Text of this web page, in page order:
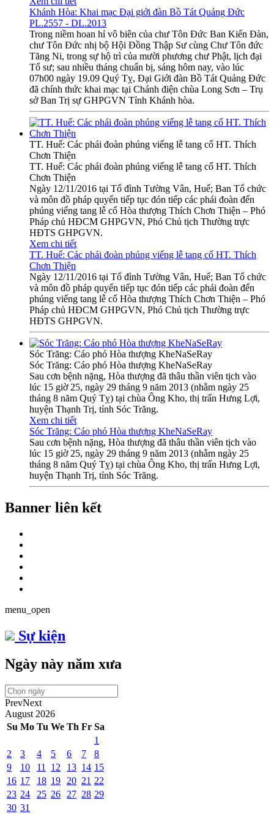
Khánh Hòa: Khai mạc Đại giới đàn Bồ Tát Quảng Đức
PL.2557 - DL.2013
Trong niềm hoan hỉ vô biên của chư Tôn Đức Ban Kiến Đàn,
chư Tôn Đức nhị bộ Hội Đồng Thập Sư cùng Chư Tôn đức
Tăng Ni, trong sự hộ trì của mười phương chư Phật, lịch đại
Tổ sư; sau nhiều tháng chuẩn bị, sáng hôm nay, vào lúc
07h00 ngày 19.09 Quý Tỵ, Đại Giới đàn Bồ Tát Quảng Đức
đã chính thức khai mạc tại Chánh điện chùa Long Sơn – Trụ
sở Ban Trị sự GHPGVN Tỉnh Khánh hòa.
TT. Huế: Các phái đoàn phúng viếng lễ tang cố HT. Thích
Chơn Thiện
TT. Huế: Các phái đoàn phúng viếng lễ tang cố HT. Thích
Chơn Thiện
Ngày 12/11/2016 tại Tổ đình Tường Vân, Huế; Ban Tổ chức
và môn đồ pháp quyến tiếp tục đón tiếp các phái đoàn đến
phúng viếng tang lễ cố Hòa thượng Thích Chơn Thiện – Phó
Pháp chủ HĐCM GHPGVN, Phó Chủ tịch Thường trực
HĐTS GHPGVN.
Xem chi tiết
TT. Huế: Các phái đoàn phúng viếng lễ tang cố HT. Thích
Chơn Thiện
Ngày 12/11/2016 tại Tổ đình Tường Vân, Huế; Ban Tổ chức
và môn đồ pháp quyến tiếp tục đón tiếp các phái đoàn đến
phúng viếng tang lễ cố Hòa thượng Thích Chơn Thiện – Phó
Pháp chủ HĐCM GHPGVN, Phó Chủ tịch Thường trực
HĐTS GHPGVN.
Sóc Trăng: Cáo phó Hòa thượng KheNaSeRay
Sóc Trăng: Cáo phó Hòa thượng KheNaSeRay
Sau cơn bệnh nặng, Hòa thượng đã thâu thần viên tịch vào
lúc 15 giờ 25, ngày 29 tháng 9 năm 2013 (nhằm ngày 25
tháng 8 năm Quý Tỵ) tại chùa Ông Kho, thị trấn Hưng Lợi,
huyện Thạnh Trị, tỉnh Sóc Trăng.
Xem chi tiết
Sóc Trăng: Cáo phó Hòa thượng KheNaSeRay
Sau cơn bệnh nặng, Hòa thượng đã thâu thần viên tịch vào
lúc 15 giờ 25, ngày 29 tháng 9 năm 2013 (nhằm ngày 25
tháng 8 năm Quý Tỵ) tại chùa Ông Kho, thị trấn Hưng Lợi,
huyện Thạnh Trị, tỉnh Sóc Trăng.
Banner liên kết
menu_open
Sự kiện
Ngày này năm xưa
PrevNext
August 2026
Su Mo Tu We Th Fr Sa
1
2
3 4 5 6 7
8
9
10 11 12 13 14 15
16 17 18 19 20 21 22
23 24 25 26 27 28 29
30 31